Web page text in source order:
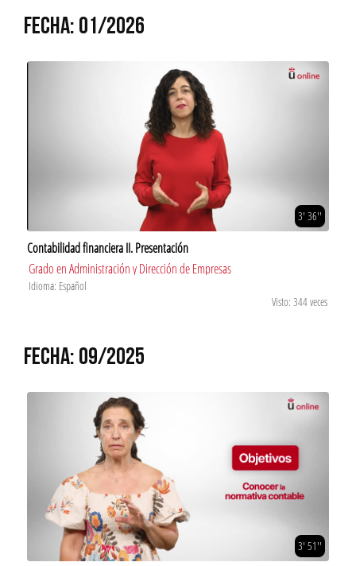
FECHA: 01/2026
3' 36''
Contabilidad financiera II. Presentación
Grado en Administración y Dirección de Empresas
Idioma: Español
Visto: 344 veces
FECHA: 09/2025
3' 51''